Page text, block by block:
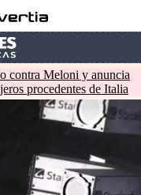
contra Meloni y anuncia
procedentes de Italia